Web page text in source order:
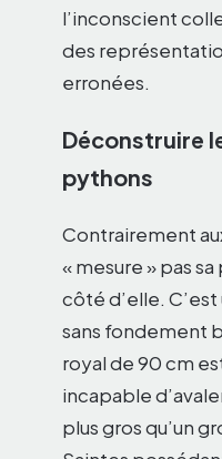
l’inconscient
des
erronées.
Déconstruire
pythons
Contrairement
« mesure » pas
côté d’elle.
sans fondement
royal de 90 cm
incapable
plus gros qu’un